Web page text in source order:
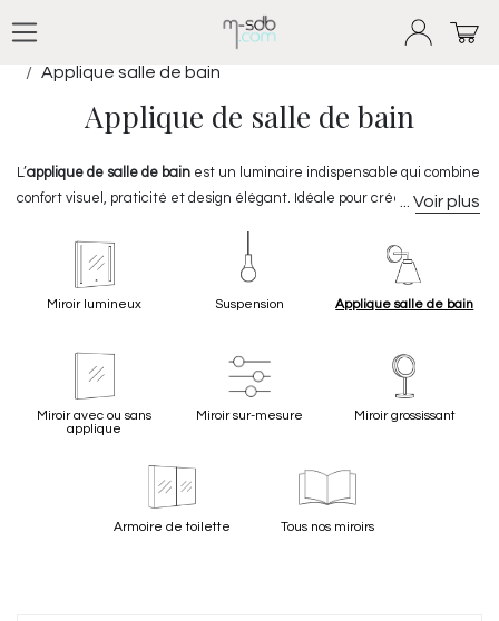
Miroir salle de bain | Luminaire
Applique salle de bain
Applique de salle de bain
L’applique de salle de bain est un luminaire indispensable qui combine
confort visuel, praticité et design élégant. Idéale pour créer une
bien autour du miroir que sur les murs pour un éclairage homogène et
pour votre maison, alliant style, performance et sécurité, pensées pour
s’adapter à toutes les configurations,
déco
Vous trouverez également toutes les
utiles pour
comparer lesprix et choisir le modèle le plus adapté à votre espace.
Miroir lumineux Suspension Applique salle de bain
Miroir avec ou sans
applique
Miroir sur-mesure Miroir grossissant
Armoire de toilette Tous nos miroirs